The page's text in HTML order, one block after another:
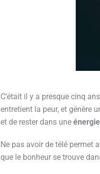
C’était il y a presque cinq
entretient la peur, et génère
et de rester dans une
Ne pas avoir de télé permet
que le bonheur se trouve